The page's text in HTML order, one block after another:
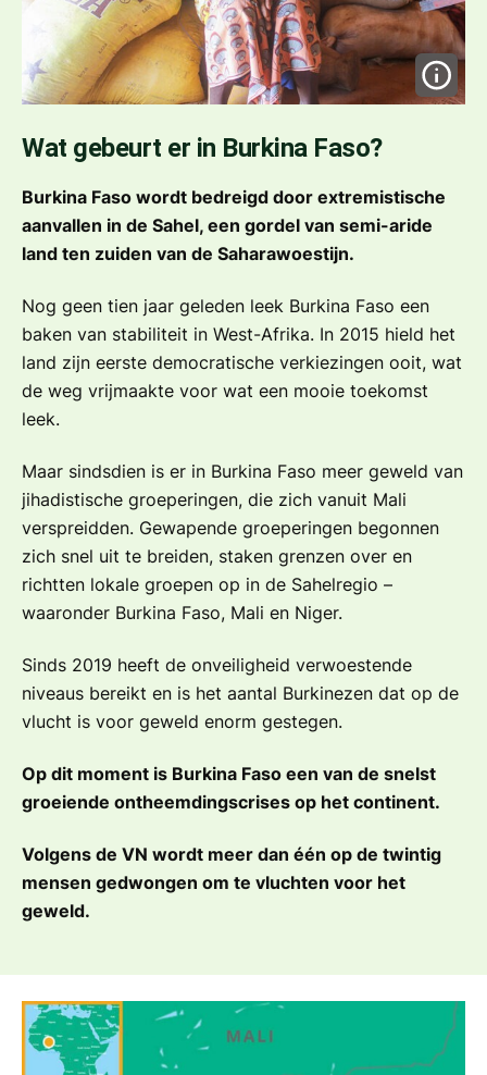
Wat gebeurt er in Burkina Faso?
Burkina Faso wordt bedreigd door extremistische
aanvallen in de Sahel, een gordel van semi-aride
land ten zuiden van de Saharawoestijn.
Nog geen tien jaar geleden leek Burkina Faso een
baken van stabiliteit in West-Afrika. In 2015 hield het
land zijn eerste democratische verkiezingen ooit, wat
de weg vrijmaakte voor wat een mooie toekomst
leek.
Maar sindsdien is er in Burkina Faso meer geweld van
jihadistische groeperingen, die zich vanuit Mali
verspreidden. Gewapende groeperingen begonnen
zich snel uit te breiden, staken grenzen over en
richtten lokale groepen op in de Sahelregio –
waaronder Burkina Faso, Mali en Niger.
Sinds 2019 heeft de onveiligheid verwoestende
niveaus bereikt en is het aantal Burkinezen dat op de
vlucht is voor geweld enorm gestegen.
Op dit moment is Burkina Faso een van de snelst
groeiende ontheemdingscrises op het continent.
Volgens de VN wordt meer dan één op de twintig
mensen gedwongen om te vluchten voor het
geweld.